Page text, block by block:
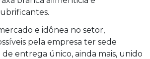
e idônea no setor,
pela empresa ter sede
de entrega único, ainda mais, unido